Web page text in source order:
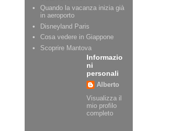
Quando la vacanza inizia già
in aeroporto
Disneyland Paris
Cosa vedere in Giappone
Scoprire Mantova
Informazio
ni
personali
Alberto
Visualizza il
mio profilo
completo